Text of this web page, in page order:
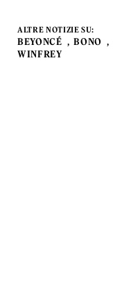
ALTRE NOTIZIE SU:
BEYONCÉ BONO
WINFREY